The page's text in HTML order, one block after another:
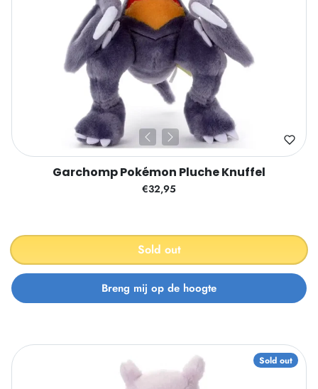
Garchomp Pokémon Pluche Knuffel
€32,95
Sold out
Sold out